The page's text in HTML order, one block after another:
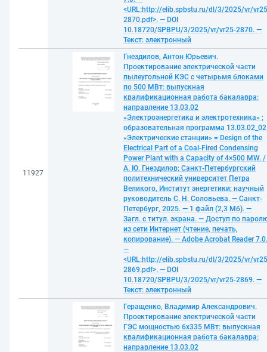
<URL:http://elib.spbstu.ru/dl/3/2025/vr/
2870.pdf>. — DOI
10.18720/SPBPU/3/2025/vr/vr25-2870. —
Текст: электронный
11927
Гнездилов, Антон Юрьевич.
Проектирование электрической части
пылеугольной КЭС с четырьмя блоками
по 500 МВт: выпускная
квалификационная работа бакалавра:
направление 13.03.02
«Электроэнергетика и электротехника» ;
образовательная программа 13.03.02_02
«Электрические станции» = Design of the
Electrical Part of a Coal-Fired Condensing
Power Plant with a Capacity of 4×500 MW. /
А. Ю. Гнездилов; Санкт-Петербургский
политехнический университет Петра
Великого, Институт энергетики; научный
руководитель С. Н. Соловьева. — Санкт-
Петербург, 2025. — 1 файл (2,3 Мб). —
Загл. с титул. экрана. — Доступ по
из сети Интернет (чтение, печать,
копирование). — Adobe Acrobat Reader 7.0.
—
<URL:http://elib.spbstu.ru/dl/3/2025/vr/
2869.pdf>. — DOI
10.18720/SPBPU/3/2025/vr/vr25-2869. —
Текст: электронный
Геращенко, Владимир Александрович.
Проектирование электрической части
ГЭС мощностью 6х335 МВт: выпускная
квалификационная работа бакалавра:
направление 13.03.02